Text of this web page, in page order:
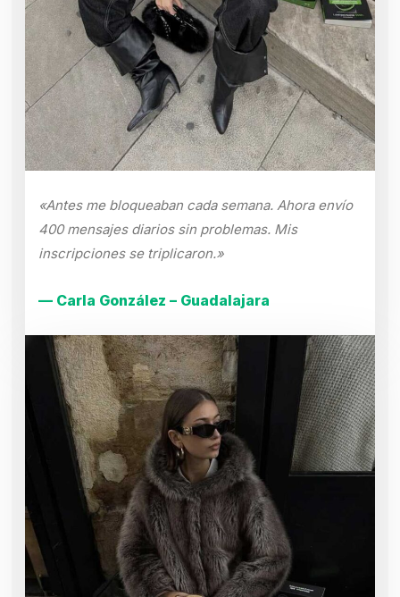
«Antes me bloqueaban cada semana. Ahora envío
400 mensajes diarios sin problemas. Mis
inscripciones se triplicaron.»
— Carla González – Guadalajara